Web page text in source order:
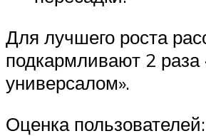
Для лучшего роста
подкармливают 2
универсалом».
Оценка